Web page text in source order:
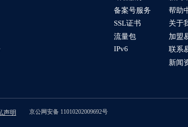
备案号服务
SSL证书
流量包
IPv6
帮助
关于
加盟
联系
新闻
声明 京公网安备 11010202009692号